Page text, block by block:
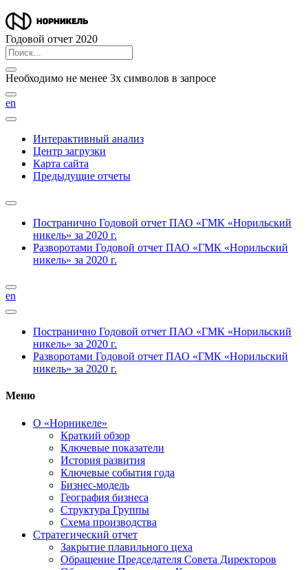
Годовой отчет 2020
Необходимо не менее 3х символов в запросе
en
Интерактивный анализ
Центр загрузки
Карта сайта
Предыдущие отчеты
Постранично Годовой отчет ПАО «ГМК «Норильский
никель» за 2020 г.
Разворотами Годовой отчет ПАО «ГМК «Норильский
никель» за 2020 г.
en
Постранично Годовой отчет ПАО «ГМК «Норильский
никель» за 2020 г.
Разворотами Годовой отчет ПАО «ГМК «Норильский
никель» за 2020 г.
Меню
О «Норникеле»
Краткий обзор
Ключевые показатели
История развития
Ключевые события года
Бизнес-модель
География бизнеса
Структура Группы
Схема производства
Стратегический отчет
Закрытие плавильного цеха
Обращение Председателя Совета Директоров